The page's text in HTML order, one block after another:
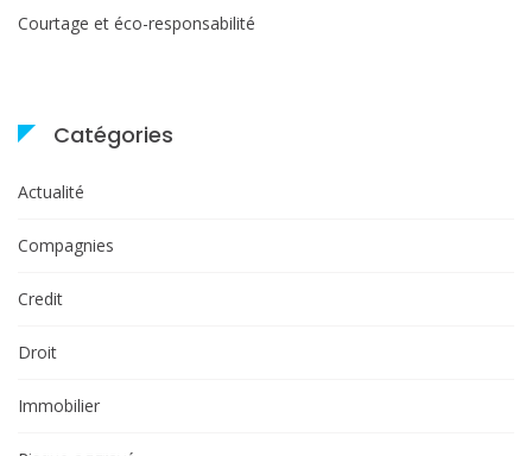
Courtage et éco-responsabilité
Catégories
Actualité
Compagnies
Credit
Droit
Immobilier